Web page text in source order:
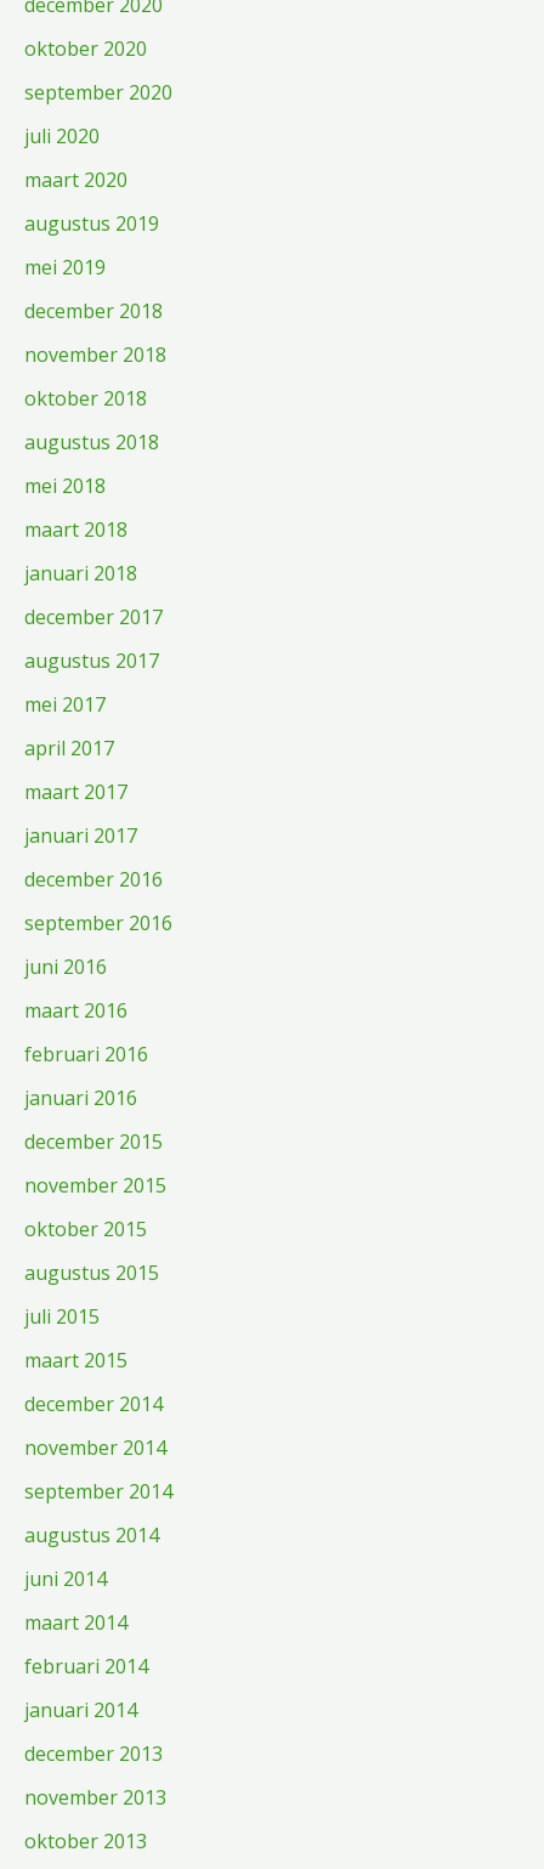
oktober 2020
september 2020
juli 2020
maart 2020
augustus 2019
mei 2019
december 2018
november 2018
oktober 2018
augustus 2018
mei 2018
maart 2018
januari 2018
december 2017
augustus 2017
mei 2017
april 2017
maart 2017
januari 2017
december 2016
september 2016
juni 2016
maart 2016
februari 2016
januari 2016
december 2015
november 2015
oktober 2015
augustus 2015
juli 2015
maart 2015
december 2014
november 2014
september 2014
augustus 2014
juni 2014
maart 2014
februari 2014
januari 2014
december 2013
november 2013
oktober 2013